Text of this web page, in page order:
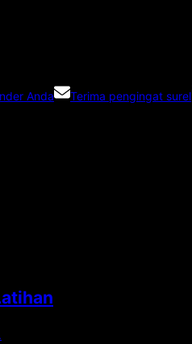
Anda
Terima pengingat surel